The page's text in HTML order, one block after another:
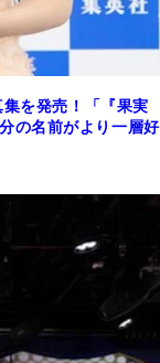
を発売！「『果実
の名前がより一層好